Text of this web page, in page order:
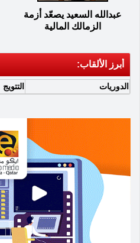
عبدالله السعيد يصعّد أزمة
الزمالك المالية
أبرز الألقاب:
الدوريات التتويج